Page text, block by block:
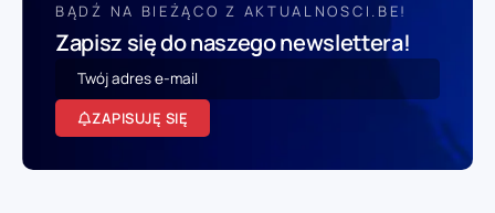
BĄDŹ NA BIEŻĄCO Z AKTUALNOSCI.BE!
Zapisz się do naszego newslettera!
ZAPISUJĘ SIĘ